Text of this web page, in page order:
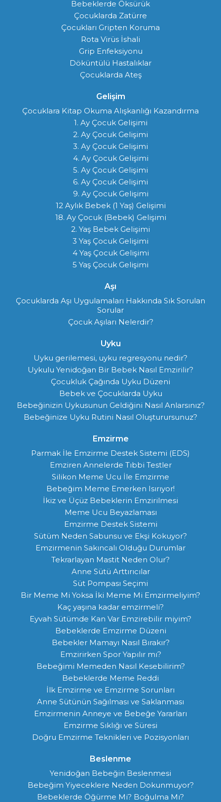
Bebeklerde Öksürük
Çocuklarda Zatürre
Çocukları Gripten Koruma
Rota Virüs İshali
Grip Enfeksiyonu
Döküntülü Hastalıklar
Çocuklarda Ateş
Gelişim
Çocuklara Kitap Okuma Alışkanlığı Kazandırma
1. Ay Çocuk Gelişimi
2. Ay Çocuk Gelişimi
3. Ay Çocuk Gelişimi
4. Ay Çocuk Gelişimi
5. Ay Çocuk Gelişimi
6. Ay Çocuk Gelişimi
9. Ay Çocuk Gelişimi
12 Aylık Bebek (1 Yaş) Gelişimi
18. Ay Çocuk (Bebek) Gelişimi
2. Yaş Bebek Gelişimi
3 Yaş Çocuk Gelişimi
4 Yaş Çocuk Gelişimi
5 Yaş Çocuk Gelişimi
Aşı
Çocuklarda Aşı Uygulamaları Hakkında Sık Sorulan
Sorular
Çocuk Aşıları Nelerdir?
Uyku
Uyku gerilemesi, uyku regresyonu nedir?
Uykulu Yenidoğan Bir Bebek Nasıl Emzirilir?
Çocukluk Çağında Uyku Düzeni
Bebek ve Çocuklarda Uyku
Bebeğinizin Uykusunun Geldiğini Nasıl Anlarsınız?
Bebeğinize Uyku Rutini Nasıl Oluşturursunuz?
Emzirme
Parmak İle Emzirme Destek Sistemi (EDS)
Emziren Annelerde Tıbbi Testler
Silikon Meme Ucu İle Emzirme
Bebeğim Meme Emerken Isırıyor!
İkiz ve Üçüz Bebeklerin Emzirilmesi
Meme Ucu Beyazlaması
Emzirme Destek Sistemi
Sütüm Neden Sabunsu ve Ekşi Kokuyor?
Emzirmenin Sakıncalı Olduğu Durumlar
Tekrarlayan Mastit Neden Olur?
Anne Sütü Arttırıcılar
Süt Pompası Seçimi
Bir Meme Mi Yoksa İki Meme Mi Emzirmeliyim?
Kaç yaşına kadar emzirmeli?
Eyvah Sütümde Kan Var Emzirebilir miyim?
Bebeklerde Emzirme Düzeni
Bebekler Mamayı Nasıl Bırakır?
Emzirirken Spor Yapılır mı?
Bebeğimi Memeden Nasıl Kesebilirim?
Bebeklerde Meme Reddi
İlk Emzirme ve Emzirme Sorunları
Anne Sütünün Sağılması ve Saklanması
Emzirmenin Anneye ve Bebeğe Yararları
Emzirme Sıklığı ve Süresi
Doğru Emzirme Teknikleri ve Pozisyonları
Beslenme
Yenidoğan Bebeğin Beslenmesi
Bebeğim Yiyeceklere Neden Dokunmuyor?
Bebeklerde Öğürme Mi? Boğulma Mı?